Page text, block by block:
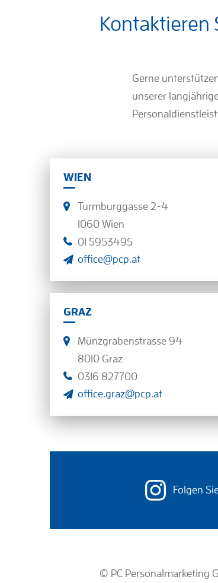
Kontaktieren
Gerne
unserer
WIEN
Turmburggasse 2-4
1060 Wien
01 5953495
office@pcp.at
GRAZ
Münzgrabenstrasse 94
8010 Graz
0316 827700
office.graz@pcp.at
Folgen
© PC Personalmarketing